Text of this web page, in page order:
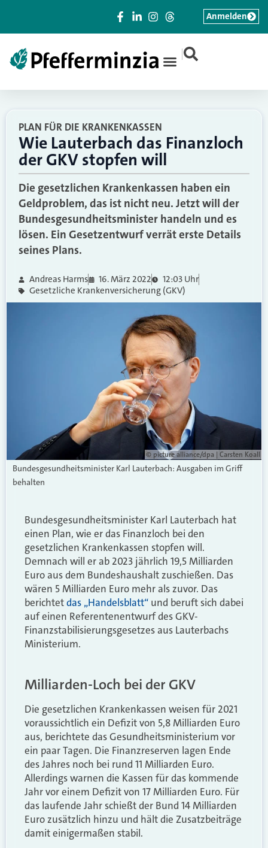
|
Anmelden
PLAN FÜR DIE KRANKENKASSEN
Wie Lauterbach das Finanzloch
der GKV stopfen will
Die gesetzlichen Krankenkassen haben ein
Geldproblem, das ist nicht neu. Jetzt will der
Bundesgesundheitsminister handeln und es
lösen. Ein Gesetzentwurf verrät erste Details
seines Plans.
Andreas Harms 16. März 2022
12:03 Uhr
Gesetzliche Krankenversicherung (GKV)
© picture alliance/dpa | Carsten Koall
Bundesgesundheitsminister Karl Lauterbach: Ausgaben im Griff
behalten
Bundesgesundheitsminister Karl Lauterbach hat
einen Plan, wie er das Finanzloch bei den
gesetzlichen Krankenkassen stopfen will.
Demnach will er ab 2023 jährlich 19,5 Milliarden
Euro aus dem Bundeshaushalt zuschießen. Das
wären 5 Milliarden Euro mehr als zuvor. Das
berichtetdas „Handelsblatt“ und beruft sich dabei
auf einen Referentenentwurf des GKV-
Finanzstabilisierungsgesetzes aus Lauterbachs
Ministerium.
Milliarden-Loch bei der GKV
Die gesetzlichen Krankenkassen weisen für 2021
voraussichtlich ein Defizit von 5,8 Milliarden Euro
aus, berichtete das Gesundheitsministerium vor
ein paar Tagen. Die Finanzreserven lagen Ende
des Jahres noch bei rund 11 Milliarden Euro.
Allerdings warnen die Kassen für das kommende
Jahr vor einem Defizit von 17 Milliarden Euro. Für
das laufende Jahr schießt der Bund 14 Milliarden
Euro zusätzlich hinzu und hält die Zusatzbeiträge
damit einigermaßen stabil.